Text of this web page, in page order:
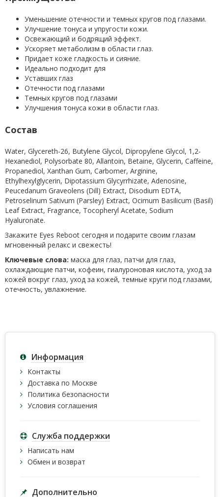
Уменьшение отечности и темных кругов под глазами.
Улучшение тонуса и упругости кожи.
Освежающий и бодрящий эффект.
Ускоряет метаболизм в области глаз.
Придает коже гладкость и сияние.
Идеально подходит для
Уставших глаз
Отечности под глазами
Темных кругов под глазами
Улучшения тонуса кожи в области глаз.
Состав
Water, Glycereth-26, Butylene Glycol, Dipropylene Glycol, 1,2-
Hexanediol, Polysorbate 80, Allantoin, Betaine, Glycerin, Caffeine,
Propanediol, Xanthan Gum, Carbomer, Arginine,
Ethylhexylglycerin, Dipotassium Glycyrrhizate, Adenosine,
Peucedanum Graveolens (Dill) Extract, Disodium EDTA,
Petroselinum Sativum (Parsley) Extract, Ocimum Basilicum (Basil)
Leaf Extract, Fragrance, Tocopheryl Acetate, Sodium
Hyaluronate.
Закажите Eyes Reboot сегодня и подарите своим глазам
мгновенный релакс и свежесть!
Ключевые слова: маска для глаз, патчи для глаз,
охлаждающие патчи, кофеин, гиалуроновая кислота, уход за
кожей вокруг глаз, уход за кожей, темные круги под глазами,
отечность, увлажнение.
Информация
Контакты
Доставка по Москве
Политика безопасности
Условия соглашения
Служба поддержки
Написать нам
Обмен и возврат
Дополнительно